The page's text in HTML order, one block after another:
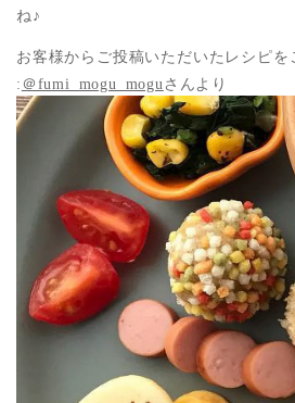
ね♪
お客様からご投稿いただいたレシピを
: ＠fumi_mogu_mogu さんより